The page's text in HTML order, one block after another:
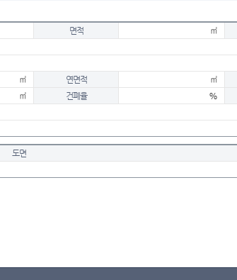
면적 ㎡
㎡ 연면적 ㎡
㎡ 건폐율 %
도면